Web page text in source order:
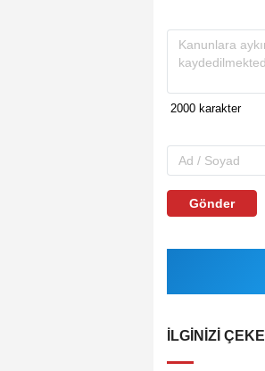
Gönder
İLGINIZI